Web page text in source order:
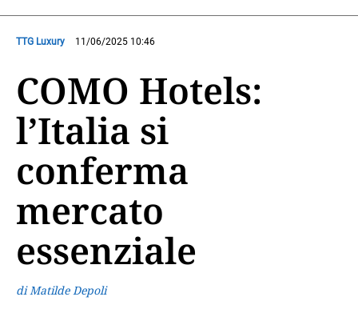
TTG Luxury 11/06/2025 10:46
COMO Hotels:
l’Italia si
conferma
mercato
essenziale
di Matilde Depoli